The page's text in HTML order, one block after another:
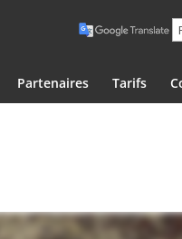
Partenaires Tarifs